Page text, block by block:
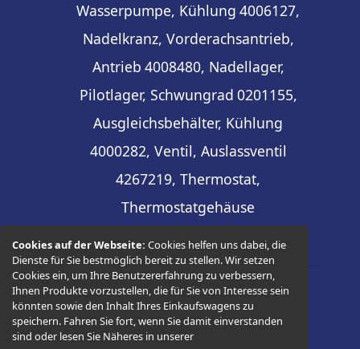
Cookies auf der Webseite:Cookies helfen uns dabei, die
Dienste für Sie bestmöglich bereit zu stellen. Wir setzen
Cookies ein, um Ihre Benutzererfahrung zu verbessern,
Ihnen Produkte vorzustellen, die für Sie von Interesse sein
könnten sowie den Inhalt Ihres Einkaufswagens zu
speichern. Fahren Sie fort, wenn Sie damit einverstanden
sind oder lesen Sie Näheres in unserer
Wasserpumpe, Kühlung 4006127,
Nadelkranz, Vorderachsantrieb,
Antrieb 4008480, Nadellager,
Pilotlager, Schwungrad 0201155,
Ausgleichsbehälter, Kühlung
4000282, Ventil, Auslassventil
4267219, Thermostat,
Thermostatgehäuse
© 2026 -Thüringer Ersatzteilhandel